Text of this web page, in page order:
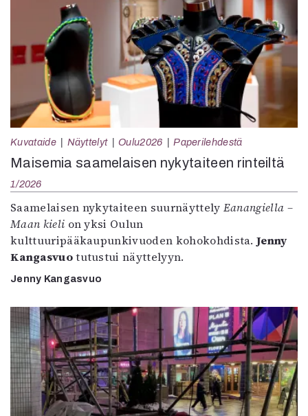
Kuvataide Näyttelyt Oulu2026 Paperilehdestä
Maisemia saamelaisen nykytaiteen rinteiltä
1/2026
Saamelaisen nykytaiteen suurnäyttely Eanangiella –
Maan kieli on yksi Oulun
kulttuuripääkaupunkivuoden kohokohdista.Jenny
Kangasvuotutustui näyttelyyn.
Jenny Kangasvuo